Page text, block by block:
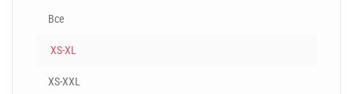
Все
XS-XL
XS-XXL